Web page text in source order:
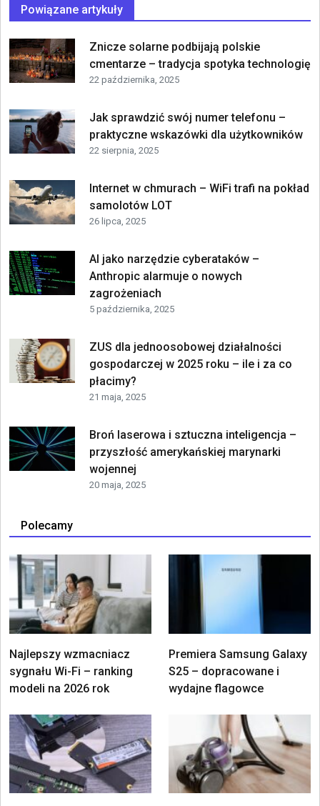
Powiązane artykuły
Znicze solarne podbijają polskie
cmentarze – tradycja spotyka technologię
22 października, 2025
Jak sprawdzić swój numer telefonu –
praktyczne wskazówki dla użytkowników
22 sierpnia, 2025
Internet w chmurach – WiFi trafi na pokład
samolotów LOT
26 lipca, 2025
AI jako narzędzie cyberataków –
Anthropic alarmuje o nowych
zagrożeniach
5 października, 2025
ZUS dla jednoosobowej działalności
gospodarczej w 2025 roku – ile i za co
płacimy?
21 maja, 2025
Broń laserowa i sztuczna inteligencja –
przyszłość amerykańskiej marynarki
wojennej
20 maja, 2025
Polecamy
Najlepszy wzmacniacz
sygnału Wi-Fi – ranking
modeli na 2026 rok
Premiera Samsung Galaxy
S25 – dopracowane i
wydajne flagowce